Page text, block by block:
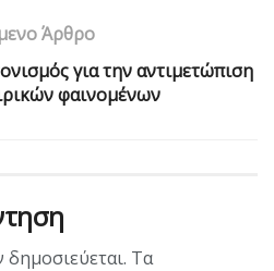
Άρθρο
για την αντιμετώπιση
φαινομένων
Τα